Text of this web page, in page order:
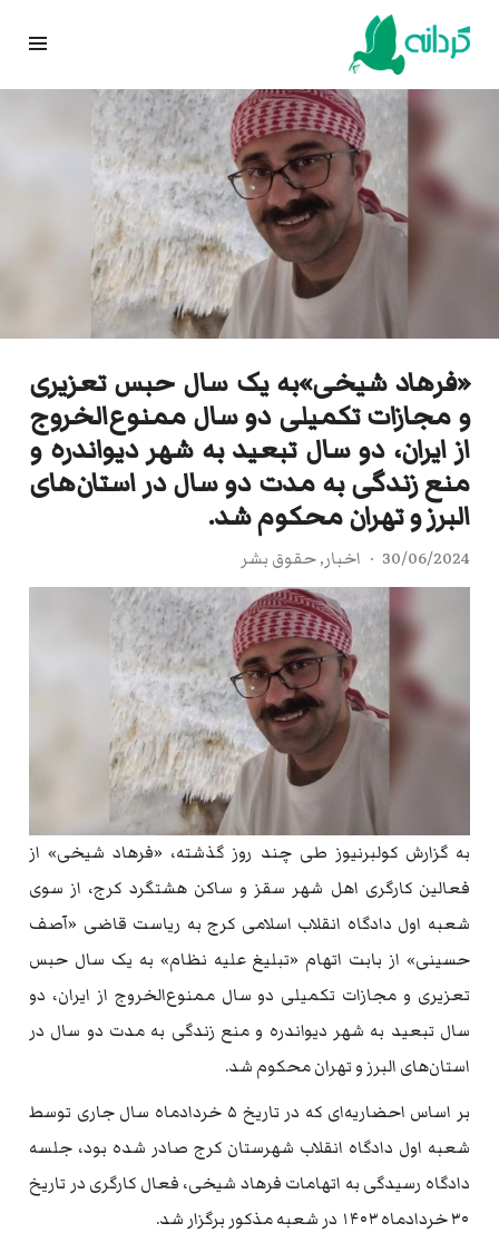
Skip
content
«فرهاد شیخی»به یک سال حبس تعزیری
و مجازات تکمیلی دو سال ممنوع‌الخروج
از ایران، دو سال تبعید به شهر دیواندره و
منع زندگی به مدت دو سال در استان‌های
البرز و تهران محکوم شد.
30/06/2024 اخبار,حقوق بشر
به گزارش کولبرنیوز طی چند روز گذشته، «فرهاد شیخی» از
فعالین کارگری اهل شهر سقز و ساکن هشتگرد کرج، از سوی
شعبه اول دادگاه انقلاب اسلامی کرج به ریاست قاضی «آصف
حسینی» از بابت اتهام «تبلیغ علیه نظام» به یک سال حبس
تعزیری و مجازات تکمیلی دو سال ممنوع‌الخروج از ایران، دو
سال تبعید به شهر دیواندره و منع زندگی به مدت دو سال در
استان‌های البرز و تهران محکوم شد.
بر اساس احضاریه‌ای که در تاریخ ۵ خردادماه سال جاری توسط
شعبه اول دادگاه انقلاب شهرستان کرج صادر شده بود، جلسه
دادگاه رسیدگی به اتهامات فرهاد شیخی، فعال کارگری در تاریخ
۳۰ خردادماه ۱۴۰۳ در شعبه مذکور برگزار شد.